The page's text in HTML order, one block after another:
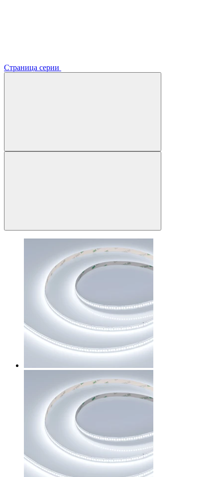
Страница серии